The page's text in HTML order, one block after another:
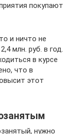
покупают
и ничто не
млн. руб. в год.
в курсе
что в
этот
нужно